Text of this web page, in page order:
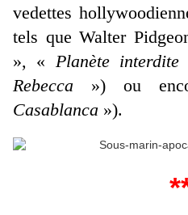
vedettes
tels que Walter
», « Planète interdite
Rebecca ») ou
Casablanca »).